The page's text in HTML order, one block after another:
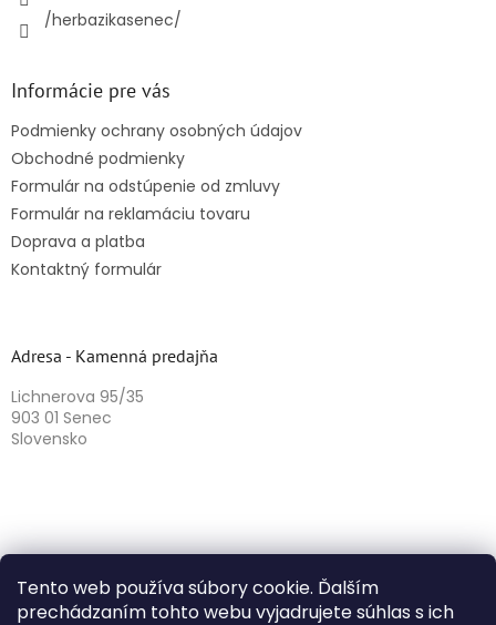
Tento web používa súbory cookie. Ďalším
prechádzaním tohto webu vyjadrujete súhlas s ich
/herbazikasenec/
Informácie pre vás
Podmienky ochrany osobných údajov
Obchodné podmienky
Formulár na odstúpenie od zmluvy
Formulár na reklamáciu tovaru
Doprava a platba
Kontaktný formulár
Adresa - Kamenná predajňa
Lichnerova 95/35
903 01 Senec
Slovensko